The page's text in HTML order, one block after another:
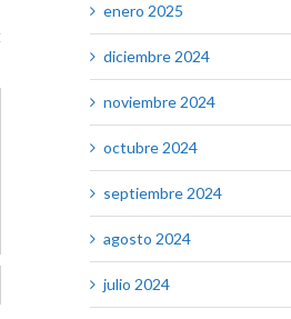
enero 2025
diciembre 2024
noviembre 2024
octubre 2024
septiembre 2024
agosto 2024
julio 2024